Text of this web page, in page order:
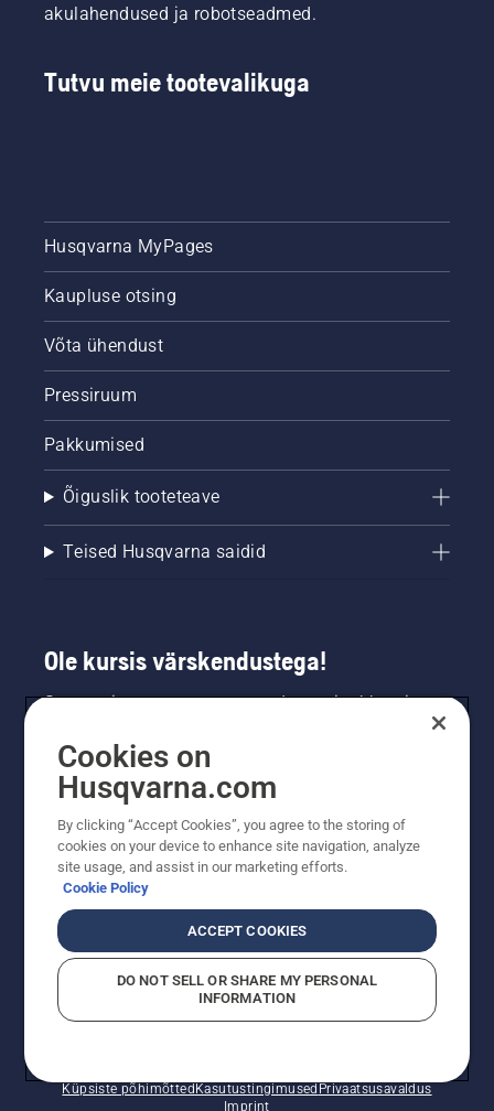
akulahendused ja robotseadmed.
Tutvu meie tootevalikuga
Husqvarna MyPages
Kaupluse otsing
Võta ühendust
Pressiruum
Pakkumised
Õiguslik tooteteave
Teised Husqvarna saidid
Ole kursis värskendustega!
Saa uusimat teavet uute toodete, eripakkumiste
saamiseks siin.
Küpsiste põhimõttedKasutustingimused Privaatsusavaldus
Imprint
Cookies on
Husqvarna.com
By clicking “Accept Cookies”, you agree to the storing of
cookies on your device to enhance site navigation, analyze
site usage, and assist in our marketing efforts.
Cookie Policy
ACCEPT COOKIES
DO NOT SELL OR SHARE MY PERSONAL
INFORMATION